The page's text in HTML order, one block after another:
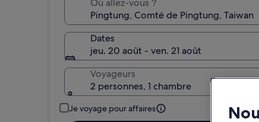
Où allez-vous ?
Dates
jeu. 20 août - ven. 21 août
Voyageurs
2 personnes, 1 chambre
Je voyage pour affaires